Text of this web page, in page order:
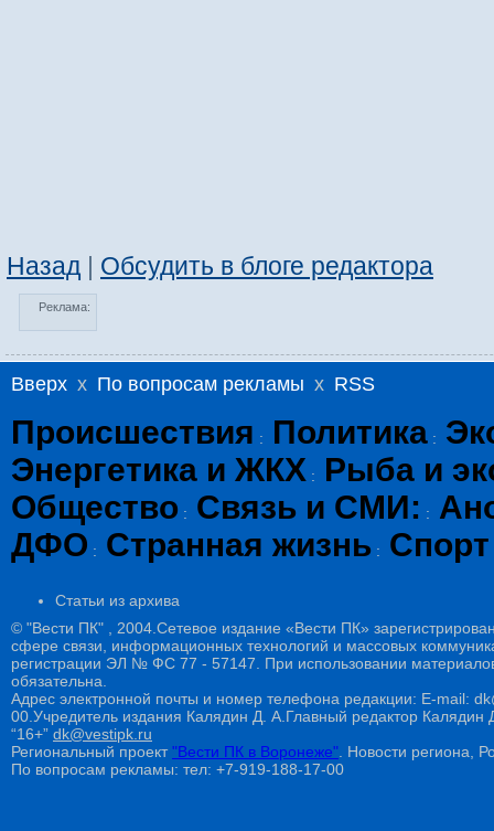
Назад Обсудить в блоге редактора
Реклама:
Вверх x По вопросам рекламы x RSS
Происшествия : Политика :
Энергетика и ЖКХ :
Рыба и
Общество : Связь и СМИ: :
ДФО : Странная жизнь : Спорт
Статьи из архива
© "Вести ПК" , 2004.Сетевое издание «Вести ПК»
сфере связи, информационных технологий и массовых
регистрации ЭЛ № ФС 77 - 57147. При использовании
обязательна.
Адрес электронной почты и номер телефона редакции: E-mail:
00.Учредитель издания Калядин Д. А.Главный редактор
“16+” dk@vestipk.ru
Региональный проект"Вести ПК в Воронеже" . Новости региона,
По вопросам рекламы: тел: +7-919-188-17-00